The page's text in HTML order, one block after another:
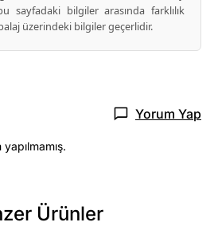
sayfadaki bilgiler arasında farklılık
üzerindeki bilgiler geçerlidir.
Yorum Yap
Ürünler